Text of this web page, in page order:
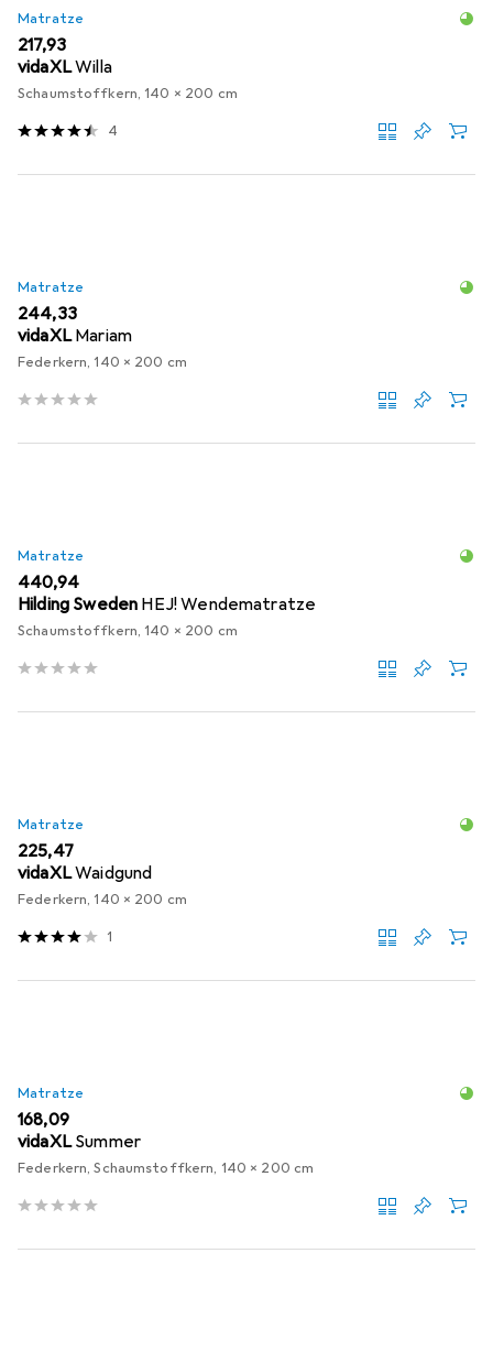
Matratze
EUR
217,93
vidaXLWilla
Schaumstoffkern, 140 x 200 cm
4
Matratze
EUR
244,33
vidaXL Mariam
Federkern, 140 x 200 cm
Matratze
EUR
440,94
Hilding Sweden HEJ! Wendematratze
Schaumstoffkern, 140 x 200 cm
Matratze
EUR
225,47
vidaXLWaidgund
Federkern, 140 x 200 cm
1
Matratze
EUR
168,09
vidaXL Summer
Federkern, Schaumstoffkern, 140 x 200 cm